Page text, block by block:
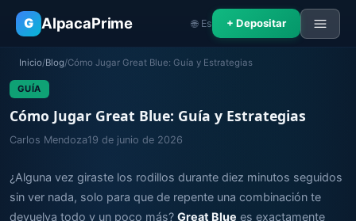
G AlpacaPrime 🌐 Es + Depositar
Inicio/Blog/Cómo Jugar Great Blue: Guía y Estrategias
GUÍA
Cómo Jugar Great Blue: Guía y Estrategias
Carlos Mendoza19 de junio de 2026
¿Alguna vez giraste los rodillos durante diez minutos seguidos
sin ver nada, solo para que de repente una combinación te
devuelva todo y un poco más? Great Blue es exactamente